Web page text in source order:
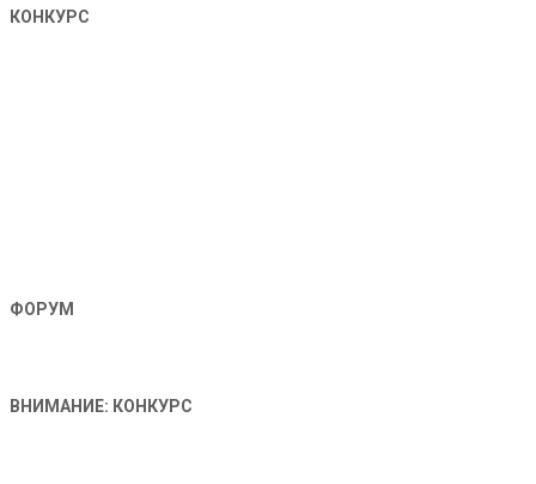
КОНКУРС
ФОРУМ
ВНИМАНИЕ: КОНКУРС